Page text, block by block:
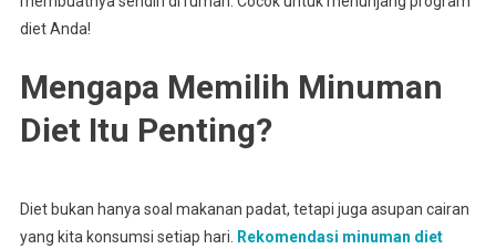
diet Anda!
Mengapa Memilih Minuman
Diet Itu Penting?
Diet bukan hanya soal makanan padat, tetapi juga asupan cairan
yang kita konsumsi setiap hari.
Rekomendasi minuman diet